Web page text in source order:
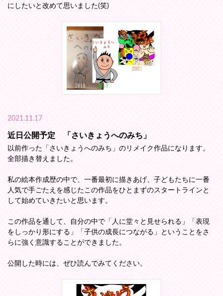
にしたいと改めて思いました(笑)
2021.11.17
近日公開予定 「さいきょうへのみち」
以前作った「さいきょうへのみち」のリメイク作品になります。
全部描き替えました。
私の絵本作成歴の中で、一番最初に描きあげ、子どもたちに一番
人気で手ごたえを感じたこの作品をひとまずのスタートラインと
して始めていきたいと思います。
この作品を通して、自分の中で「人に堂々と見せられる」「表現
をしっかり形にする」「子供の成長につながる」ということをさ
らに強く意識することができました。
公開した時には、ぜひ読んでみてください。